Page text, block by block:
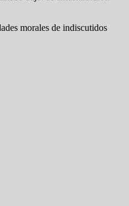
morales de indiscutidos